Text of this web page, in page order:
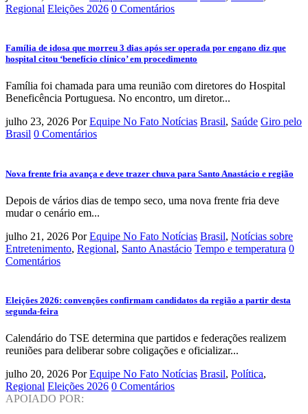
Regional Eleições 2026 0 Comentários
Família de idosa que morreu 3 dias após ser operada por engano diz que
hospital citou ‘benefício clínico’ em procedimento
Família foi chamada para uma reunião com diretores do Hospital
Beneficência Portuguesa. No encontro, um diretor...
julho 23, 2026 Por Equipe No Fato Notícias Brasil, Saúde Giro pelo
Brasil 0 Comentários
Nova frente fria avança e deve trazer chuva para Santo Anastácio e região
Depois de vários dias de tempo seco, uma nova frente fria deve
mudar o cenário em...
julho 21, 2026 Por Equipe No Fato Notícias Brasil, Notícias sobre
Entretenimento, Regional, Santo Anastácio Tempo e temperatura 0
Comentários
Eleições 2026: convenções confirmam candidatos da região a partir desta
segunda-feira
Calendário do TSE determina que partidos e federações realizem
reuniões para deliberar sobre coligações e oficializar...
julho 20, 2026 Por Equipe No Fato Notícias Brasil, Política,
Regional Eleições 2026 0 Comentários
APOIADO POR: